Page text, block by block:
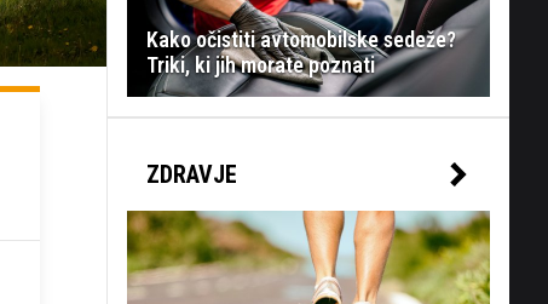
Kako očistiti avtomobilske sedeže?
Triki, ki jih morate poznati
ZDRAVJE